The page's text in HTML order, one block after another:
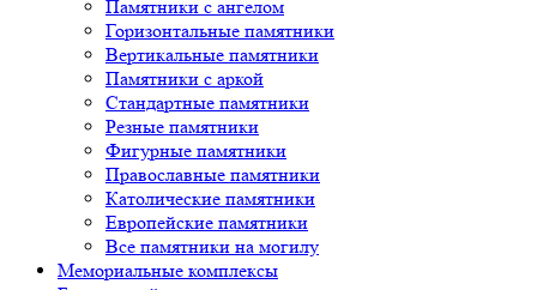
Памятники с ангелом
Горизонтальные памятники
Вертикальные памятники
Памятники с аркой
Стандартные памятники
Резные памятники
Фигурные памятники
Православные памятники
Католические памятники
Европейские памятники
Все памятники на могилу
Мемориальные комплексы